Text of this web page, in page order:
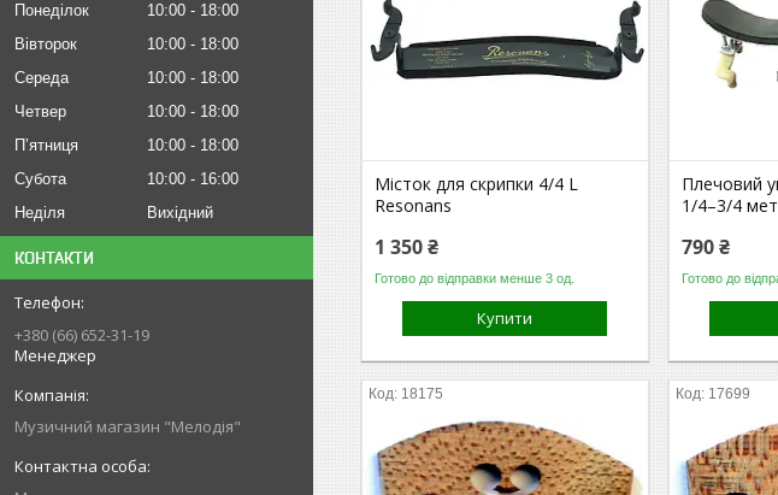
Понеділок 10:00
18:00
Вівторок
10:00
18:00
Середа
10:00
18:00
Четвер
10:00
18:00
Пʼятниця
10:00
18:00
Субота
10:00
16:00
Неділя
Вихідний
КОНТАКТИ
+380 (66) 652-31-19
Менеджер
Музичний магазин "Мелодія"
Місток для скрипки 4/4 L
Resonans
1 350 ₴
Готово до відправки менше 3 од.
Купити
Плечовий
1/4–3/4
790 ₴
Готово до
18175 17699